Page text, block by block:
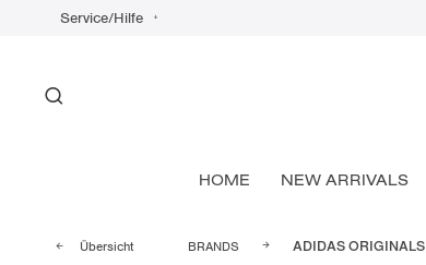
Service/Hilfe
HOME NEW ARRIVALS
Übersicht BRANDS ADIDAS ORIGINALS